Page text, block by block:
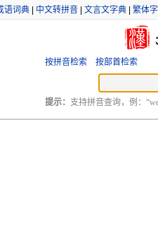
语词典| 中文转拼音| 文言文字典| 繁体
按拼音检索 按部首检索
提示： 支持拼音查询，例：